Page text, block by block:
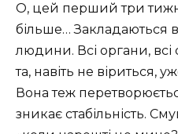
О, цей перший три
більше… Закладаються
людини. Всі органи,
та, навіть не віриться,
Вона теж
зникає стабільність.